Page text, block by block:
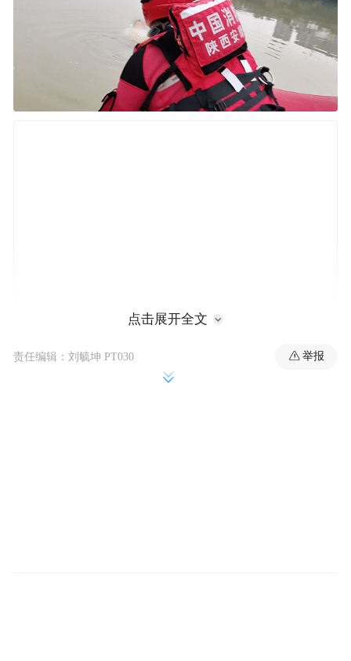
为什么羽绒服在遇水后能提供浮力呢？它能
让人漂浮多久？真的能“开挂”保命吗？消防
人员亲身示范给出答案。
点击展开全文
责任编辑：刘毓坤 PT030 举报